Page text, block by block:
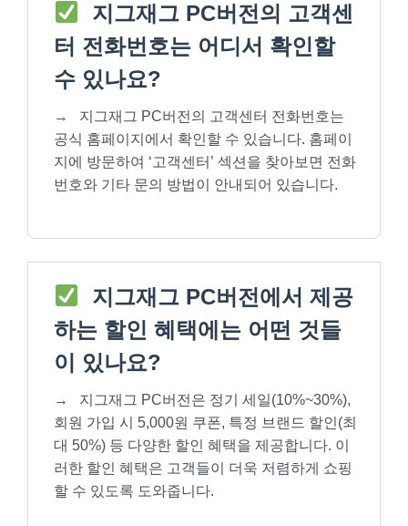
지그재그 PC버전의 고객센
터 전화번호는 어디서 확인할
수 있나요?
→
지그재그 PC버전의 고객센터 전화번호는
공식 홈페이지에서 확인할 수 있습니다. 홈페이
지에 방문하여 ‘고객센터’ 섹션을 찾아보면 전화
번호와 기타 문의 방법이 안내되어 있습니다.
지그재그 PC버전에서 제공
하는 할인 혜택에는 어떤 것들
이 있나요?
→
지그재그 PC버전은 정기 세일(10%~30%),
회원 가입 시 5,000원 쿠폰, 특정 브랜드 할인(최
대 50%) 등 다양한 할인 혜택을 제공합니다. 이
러한 할인 혜택은 고객들이 더욱 저렴하게 쇼핑
할 수 있도록 도와줍니다.